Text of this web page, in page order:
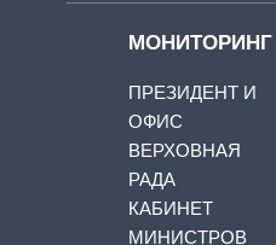
МОНИТОРИНГ
ПРЕЗИДЕНТ И
ОФИС
ВЕРХОВНАЯ
РАДА
КАБИНЕТ
МИНИСТРОВ